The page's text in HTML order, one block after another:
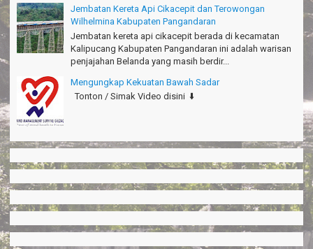
Jembatan Kereta Api Cikacepit dan Terowongan
Wilhelmina Kabupaten Pangandaran
Jembatan kereta api cikacepit berada di kecamatan
Kalipucang Kabupaten Pangandaran ini adalah warisan
penjajahan Belanda yang masih berdir...
Mengungkap Kekuatan Bawah Sadar
Tonton / Simak Video disini ⬇️